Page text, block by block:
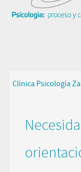
Clínica Psicología